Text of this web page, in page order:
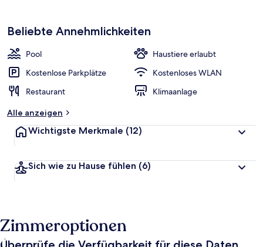
Beliebte Annehmlichkeiten
Pool
Haustiere erlaubt
Kostenlose Parkplätze
Kostenloses WLAN
Restaurant
Klimaanlage
Alle anzeigen
Wichtigste Merkmale (12)
Sich wie zu Hause fühlen (6)
Zimmeroptionen